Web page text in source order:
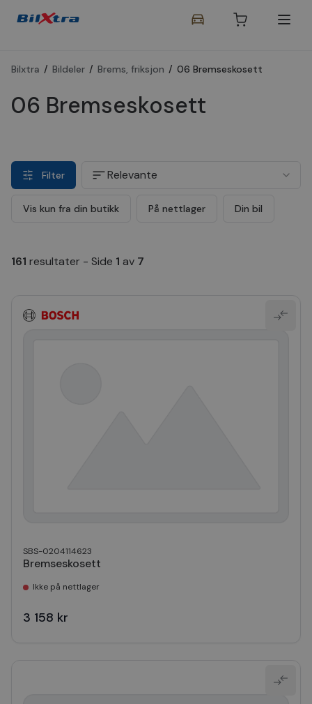
Bilxtra / Bildeler / Brems, friksjon / 06 Bremseskosett
06 Bremseskosett
Filter Relevante
Vis kun fra din butikk På nettlager Din bil
161 resultater - Side 1 av 7
SBS-0204114623
Bremseskosett
Ikke på nettlager
3 158 kr